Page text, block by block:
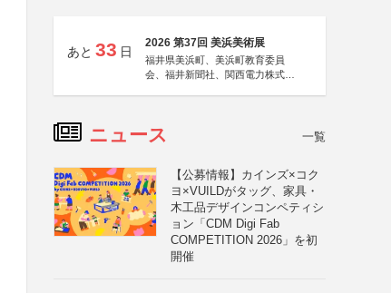
あと 33 日
2026 第37回 美浜美術展
福井県美浜町、美浜町教育委員
会、福井新聞社、関西電力株式会
ニュース 一覧
【公募情報】カインズ×コク
ヨ×VUILDがタッグ、家具・
木工品デザインコンペティシ
ョン「CDM Digi Fab
COMPETITION 2026」を初
開催